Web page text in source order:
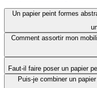
Un papier peint formes
Comment assortir mon
Faut-il faire poser un papier
Puis-je combiner un